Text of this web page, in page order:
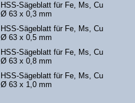
HSS-Sägeblatt für Fe, Ms, Cu
Ø 63 x 0,3 mm
HSS-Sägeblatt für Fe, Ms, Cu
Ø 63 x 0,5 mm
HSS-Sägeblatt für Fe, Ms, Cu
Ø 63 x 0,8 mm
HSS-Sägeblatt für Fe, Ms, Cu
Ø 63 x 1,0 mm